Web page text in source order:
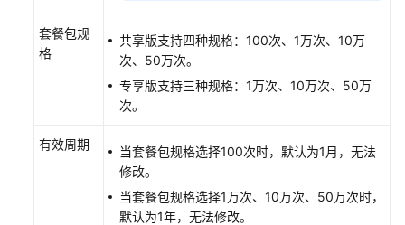
下
载
参
套餐包规
格
共享版支持四种规格：100次、1万次、10万
次、50万次。
专享版支持三种规格：1万次、10万次、50万
次。
有效周期
当套餐包规格选择100次时，默认为1月，无法
修改。
当套餐包规格选择1万次、10万次、50万次时，
默认为1年，无法修改。